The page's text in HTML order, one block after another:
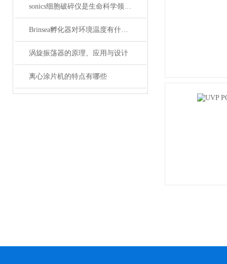
sonics细胞破碎仪是生命科学领域的重要工具
Brinsea孵化器对环境温度有什么要求
涡旋振荡器的原理、应用与设计
离心涂片机的特点有哪些